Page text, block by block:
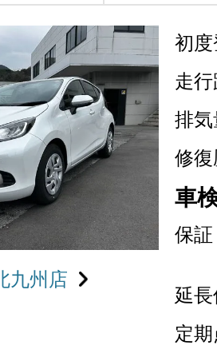
九州店
初
走
排気
修復
車
保証
延
定